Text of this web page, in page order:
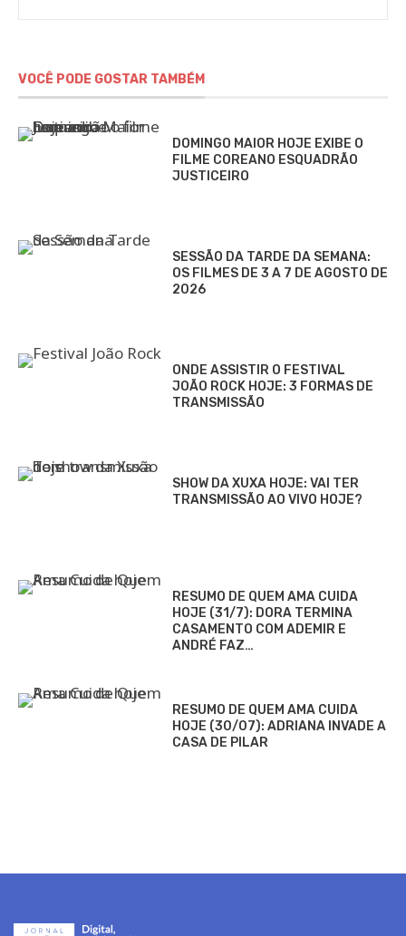
VOCÊ PODE GOSTAR TAMBÉM
DOMINGO MAIOR HOJE EXIBE O
FILME COREANO ESQUADRÃO
JUSTICEIRO
SESSÃO DA TARDE DA SEMANA:
OS FILMES DE 3 A 7 DE AGOSTO DE
2026
ONDE ASSISTIR O FESTIVAL
JOÃO ROCK HOJE: 3 FORMAS DE
TRANSMISSÃO
SHOW DA XUXA HOJE: VAI TER
TRANSMISSÃO AO VIVO HOJE?
RESUMO DE QUEM AMA CUIDA
HOJE (31/7): DORA TERMINA
CASAMENTO COM ADEMIR E
ANDRÉ FAZ…
RESUMO DE QUEM AMA CUIDA
HOJE (30/07): ADRIANA INVADE A
CASA DE PILAR